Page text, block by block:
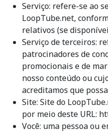
Serviço: refere-se ao
LoopTube.net,
relativos (se
Serviço de terceiros:
patrocinadores de
promocionais e de
nosso conteúdo ou
acreditamos que
Site: Site do
por meio deste URL:
Você: uma pessoa ou